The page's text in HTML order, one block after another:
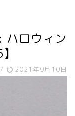
ハロウィン
/ 2021年9月10日